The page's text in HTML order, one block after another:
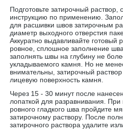
Подготовьте затирочный раствор,
инструкцию по применению.
для расшивки швов затирочным
диаметр выходного отверстия
Аккуратно выдавливайте готовый
ровное, сплошное заполнение
заполнять швы на глубину не
укладываемого камня. Но не
внимательны, затирочный
лицевую поверхность камня.
Через 15 - 30 минут после
лопаткой для разравнивания.
ровного гладкого шва пройдите
затирочному раствору. После
затирочного раствора удалите